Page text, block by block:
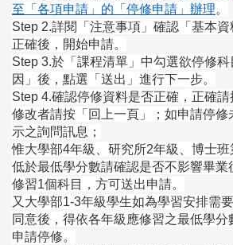
至「各項申請」的「停修申請」辦理。
Step 2.詳閱「注意事項」確認「基本
正確後，開始申請。
Step 3.於「課程清單」中勾選欲停修
因」後，點選「送出」進行下一步。
Step 4.確認停修資料是否正確，正確
修改者請按「回上一頁」；如申請停修
示之詢問訊息；
惟大學部4年級、研究所2年級、博士
低於最低學分數請確認是否不影響畢業
修習1個科目，方可送出申請。
又大學部1-3年級學生如為學習安排需
同意後，得依各年級應修習之最低學
申請停修。